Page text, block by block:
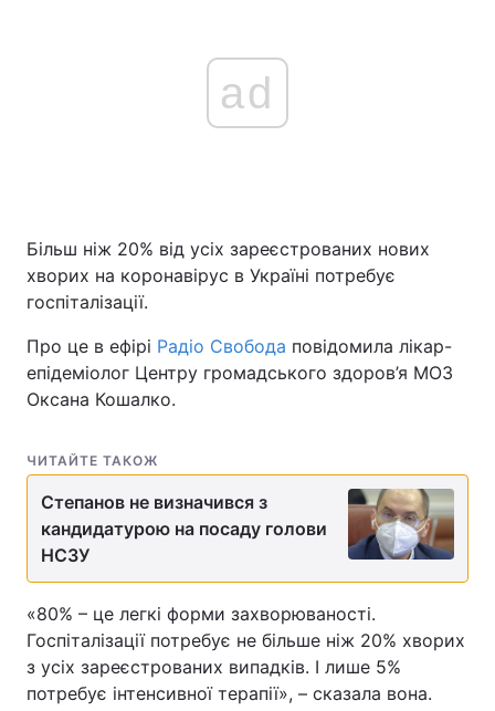
ad
Більш ніж 20% від усіх зареєстрованих нових
хворих на коронавірус в Україні потребує
госпіталізації.
Про це в ефірі Радіо Свобода повідомила лікар-
епідеміолог Центру громадського здоров’я МОЗ
Оксана Кошалко.
ЧИТАЙТЕ ТАКОЖ
Степанов не визначився з
кандидатурою на посаду голови
НСЗУ
«80% – це легкі форми захворюваності.
Госпіталізації потребує не більше ніж 20% хворих
з усіх зареєстрованих випадків. І лише 5%
потребує інтенсивної терапії», – сказала вона.